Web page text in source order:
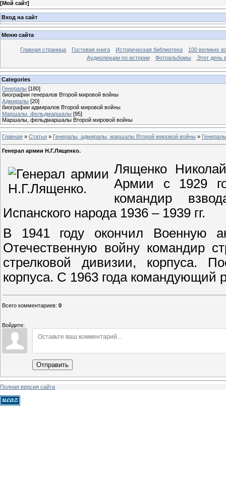
[Мой сайт]
Вход на сайт
Меню сайта
Главная страница Гостевая книга Историческая библиотека
100 великих
Аудиолекции по истории
Фотоальбомы Этот день
Categories
Генералы [180]
биографии генералов Второй мировой войны
Адмиралы [20]
биографии адмиралов Второй мировой войны
Маршалы, фельдмаршалы [95]
Маршалы, фельдмаршалы Второй мировой войны
Главная » Статьи » Генералы, адмиралы, маршалы Второй мировой войны » Генералы
Генерал армии Н.Г.Лященко.
Лященко
Армии с 1929
командир
Испанского народа 1936 – 1939 гг.
В 1941 году окончил Военную
Отечественную войну командир
стрелковой дивизии, корпуса.
корпуса. С 1963 года командующий
Всего комментариев: 0
Войдите:
Отправить
Полная версия сайта